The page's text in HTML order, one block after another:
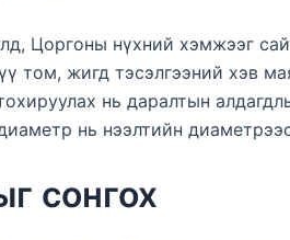
Цоргоны нүхний хэмжээг
том, жигд тэсэлгээний хэв
нь даралтын
нь нээлтийн
сонгох